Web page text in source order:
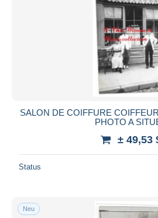
SALON DE COIFFURE
PHOTO A
± 49,53
Status
Neu